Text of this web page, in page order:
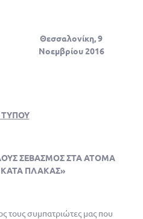
Θεσσαλονίκη,9
Νοεμβρίου 2016
ΤΥΠΟΥ
ΣΕΒΑΣΜΟΣ ΣΤΑ ΑΤΟΜΑ
ΠΛΑΚΑΣ»
τους συμπατριώτες μας που